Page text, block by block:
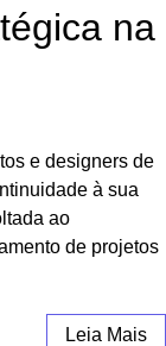
na
e designers de
à sua
ao
de projetos
Leia Mais